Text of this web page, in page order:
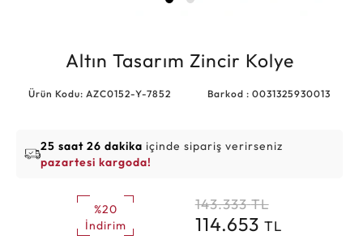
Altın Tasarım Zincir Kolye
Ürün Kodu: AZC0152-Y-7852 Barkod : 0031325930013
25 saat 26 dakika içinde sipariş verirseniz
pazartesi kargoda!
%20
İndirim
143.333 TL
114.653 TL